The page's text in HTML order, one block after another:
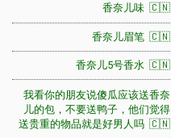
香奈儿味 🇨🇳
香奈儿眉笔 🇨🇳
香奈儿5号香水 🇨🇳
我看你的朋友说傻瓜应该送香奈
儿的包，不要送鸭子，他们觉得
送贵重的物品就是好男人吗 🇨🇳